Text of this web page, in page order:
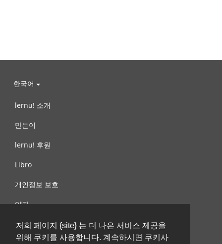
저희 페이지 {site} 는 더 나은 서비스 제공을
위해 쿠키를 사용합니다. 계속하시면 쿠키사
한국어
lernu! 소개
만든이
lernu! 후원
Libro
개인정보 보호
약관
제안, 문의